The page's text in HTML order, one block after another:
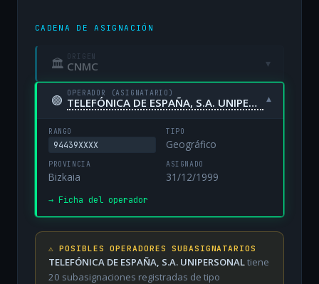
CADENA DE ASIGNACIÓN
🏛 ORIGEN
CNMC ▾
🟢 OPERADOR (ASIGNATARIO)
TELEFÓNICA DE ESPAÑA, S.A. UNIPERSONAL ▾
RANGO
94439XXXX
TIPO
Geográfico
PROVINCIA
Bizkaia
ASIGNADO
31/12/1999
→ Ficha del operador
⚠️ POSIBLES OPERADORES SUBASIGNATARIOS
TELEFÓNICA DE ESPAÑA, S.A. UNIPERSONALtiene
20 subasignaciones registradas de tipo